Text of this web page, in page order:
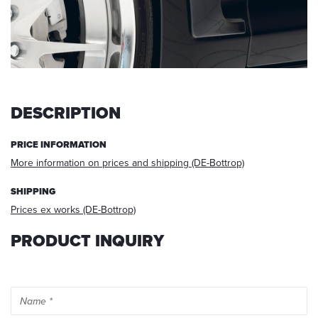
DESCRIPTION
PRICE INFORMATION
More information on prices and shipping (DE-Bottrop)
SHIPPING
Prices ex works (DE-Bottrop)
PRODUCT INQUIRY
request,
your
data
will
be
Information:
You
always
withdraw
acceptance
for
future
via
info@startech.de